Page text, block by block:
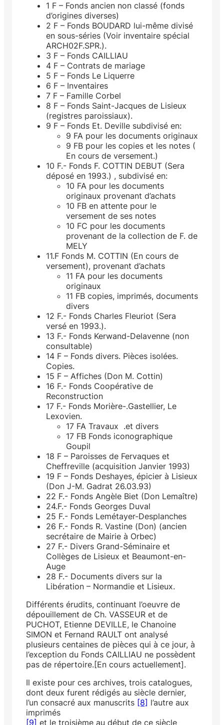
1 F – Fonds ancien non classé (fonds
d’origines diverses)
2 F – Fonds BOUDARD lui-même divisé
en sous-séries (Voir inventaire spécial
ARCH02F.SPR.).
3 F – Fonds CAILLIAU
4 F – Contrats de mariage
5 F – Fonds Le Liquerre
6 F – Inventaires
7 F – Famille Corbel
8 F – Fonds Saint-Jacques de Lisieux
(registres paroissiaux).
9 F – Fonds Et. Deville subdivisé en:
9 FA pour les documents originaux
9 FB pour les copies et les notes (
En cours de versement.)
10 F.- Fonds F. COTTIN DEBUT (Sera
déposé en 1993.) , subdivisé en:
10 FA pour les documents
originaux provenant d’achats
10 FB en attente pour le
versement de ses notes
10 FC pour les documents
provenant de la collection de F. de
MELY
11.F Fonds M. COTTIN (En cours de
versement), provenant d’achats
11 FA pour les documents
originaux
11 FB copies, imprimés, documents
divers
12 F.- Fonds Charles Fleuriot (Sera
versé en 1993.).
13 F.- Fonds Kerwand-Delavenne (non
consultable)
14 F – Fonds divers. Pièces isolées.
Copies.
15 F – Affiches (Don M. Cottin)
16 F.- Fonds Coopérative de
Reconstruction
17 F.- Fonds Morière-.Gastellier, Le
Lexovien.
17 FA Travaux .et divers
17 FB Fonds iconographique
Goupil
18 F – Paroisses de Fervaques et
Cheffreville (acquisition Janvier 1993)
19 F – Fonds Deshayes, épicier à Lisieux
(Don J-M. Gadrat 26.03.93)
22 F.- Fonds Angèle Biet (Don Lemaître)
24.F.- Fonds Georges Duval
25 F.- Fonds Lemétayer-Desplanches
26 F.- Fonds R. Vastine (Don) (ancien
secrétaire de Mairie à Orbec)
27 F.- Divers Grand-Séminaire et
Collèges de Lisieux et Beaumont-en-
Auge
28 F.- Documents divers sur la
Libération – Normandie et Lisieux.
Différents érudits, continuant l’oeuvre de
dépouillement de Ch. VASSEUR et de
PUCHOT, Etienne DEVILLE, le Chanoine
SIMON et Fernand RAULT ont analysé
plusieurs centaines de pièces qui à ce jour, à
l’exception du Fonds CAILLIAU ne possèdent
pas de répertoire.[En cours actuellement].
Il existe pour ces archives, trois catalogues,
dont deux furent rédigés au siècle dernier,
l’un consacré aux manuscrits [8] l’autre aux
imprimés
[9] et le troisième au début de ce siècle